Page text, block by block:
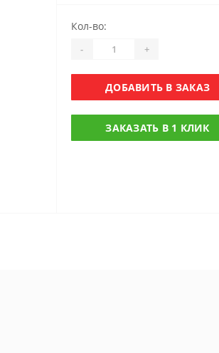
Кол-во:
- +
ДОБАВИТЬ В ЗАКАЗ
ЗАКАЗАТЬ В 1 КЛИК